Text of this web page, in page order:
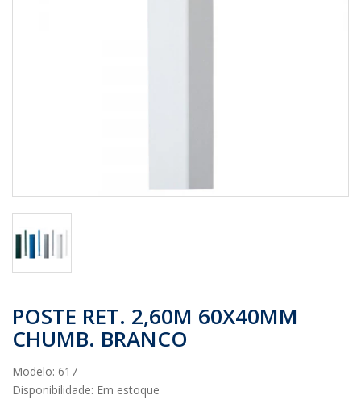
POSTE RET. 2,60M 60X40MM
CHUMB. BRANCO
Modelo: 617
Disponibilidade: Em estoque